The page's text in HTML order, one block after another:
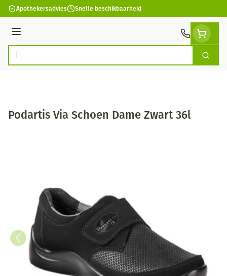
Ga naar de inhoud
Apothekersadvies Snelle beschikbaarheid
Menu
Product, merk, categorie... Zoek
Podartis Via Schoen Dame Zwart 36l